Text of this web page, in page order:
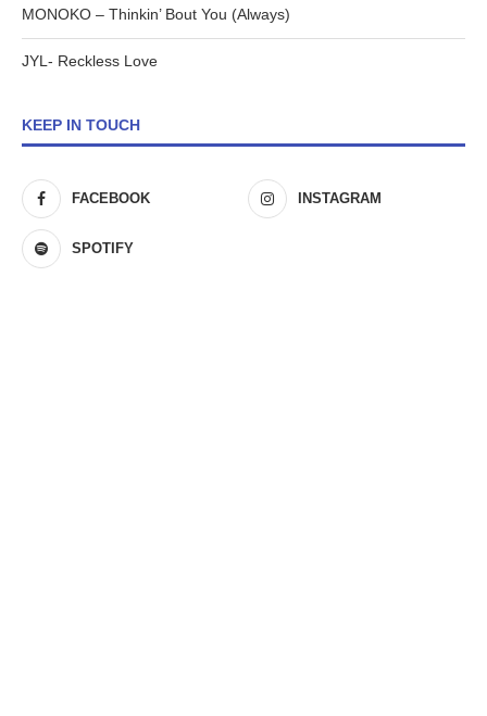
MONOKO – Thinkin’ Bout You (Always)
JYL- Reckless Love
KEEP IN TOUCH
FACEBOOK INSTAGRAM
SPOTIFY